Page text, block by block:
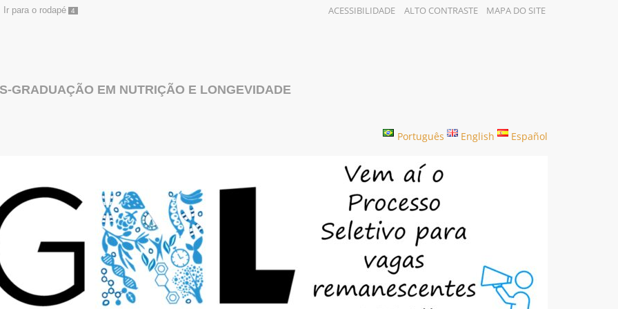
Ir para o rodapé 4 ACESSIBILIDADE ALTO CONTRASTE MAPA DO SITE
GRADUAÇÃO EM NUTRIÇÃO E LONGEVIDADE
Português English Español